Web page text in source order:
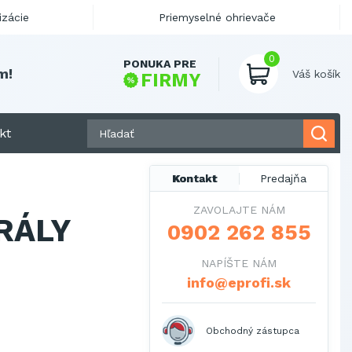
PONUKA PRE
FIRMY
0
Váš košík
Kontakt Predajňa
ZAVOLAJTE NÁM
0902 262 855
NAPÍŠTE NÁM
info@eprofi.sk
Obchodný zástupca
Priemyselné ohrievače